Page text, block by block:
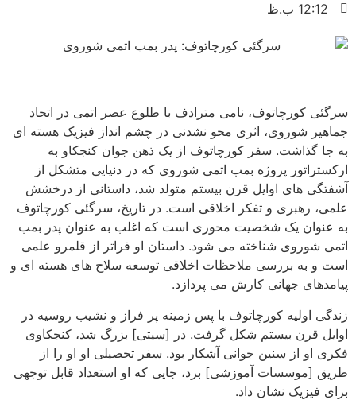
12:12 ب.ظ
سرگئی کورچاتوف، نامی مترادف با طلوع عصر اتمی در اتحاد
جماهیر شوروی، اثری محو نشدنی در چشم انداز فیزیک هسته ای
به جا گذاشت. سفر کورچاتوف از یک ذهن جوان کنجکاو به
ارکستراتور پروژه بمب اتمی شوروی که در دنیایی متشکل از
آشفتگی های اوایل قرن بیستم متولد شد، داستانی از درخشش
علمی، رهبری و تفکر اخلاقی است. در تاریخ، سرگئی کورچاتوف
به عنوان یک شخصیت محوری است که اغلب به عنوان پدر بمب
اتمی شوروی شناخته می شود. داستان او فراتر از قلمرو علمی
است و به بررسی ملاحظات اخلاقی توسعه سلاح های هسته ای و
پیامدهای جهانی کارش می پردازد.
زندگی اولیه کورچاتوف با پس زمینه پر فراز و نشیب روسیه در
اوایل قرن بیستم شکل گرفت. در [سیتی] بزرگ شد، کنجکاوی
فکری او از سنین جوانی آشکار بود. سفر تحصیلی او او را از
طریق [موسسات آموزشی] برد، جایی که او استعداد قابل توجهی
برای فیزیک نشان داد.